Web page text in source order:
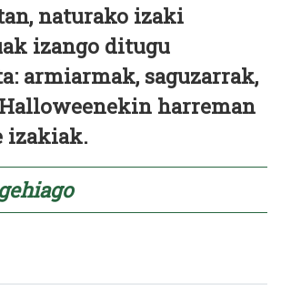
naturako izaki
izango ditugu
armiarmak, saguzarrak,
harreman
izakiak.